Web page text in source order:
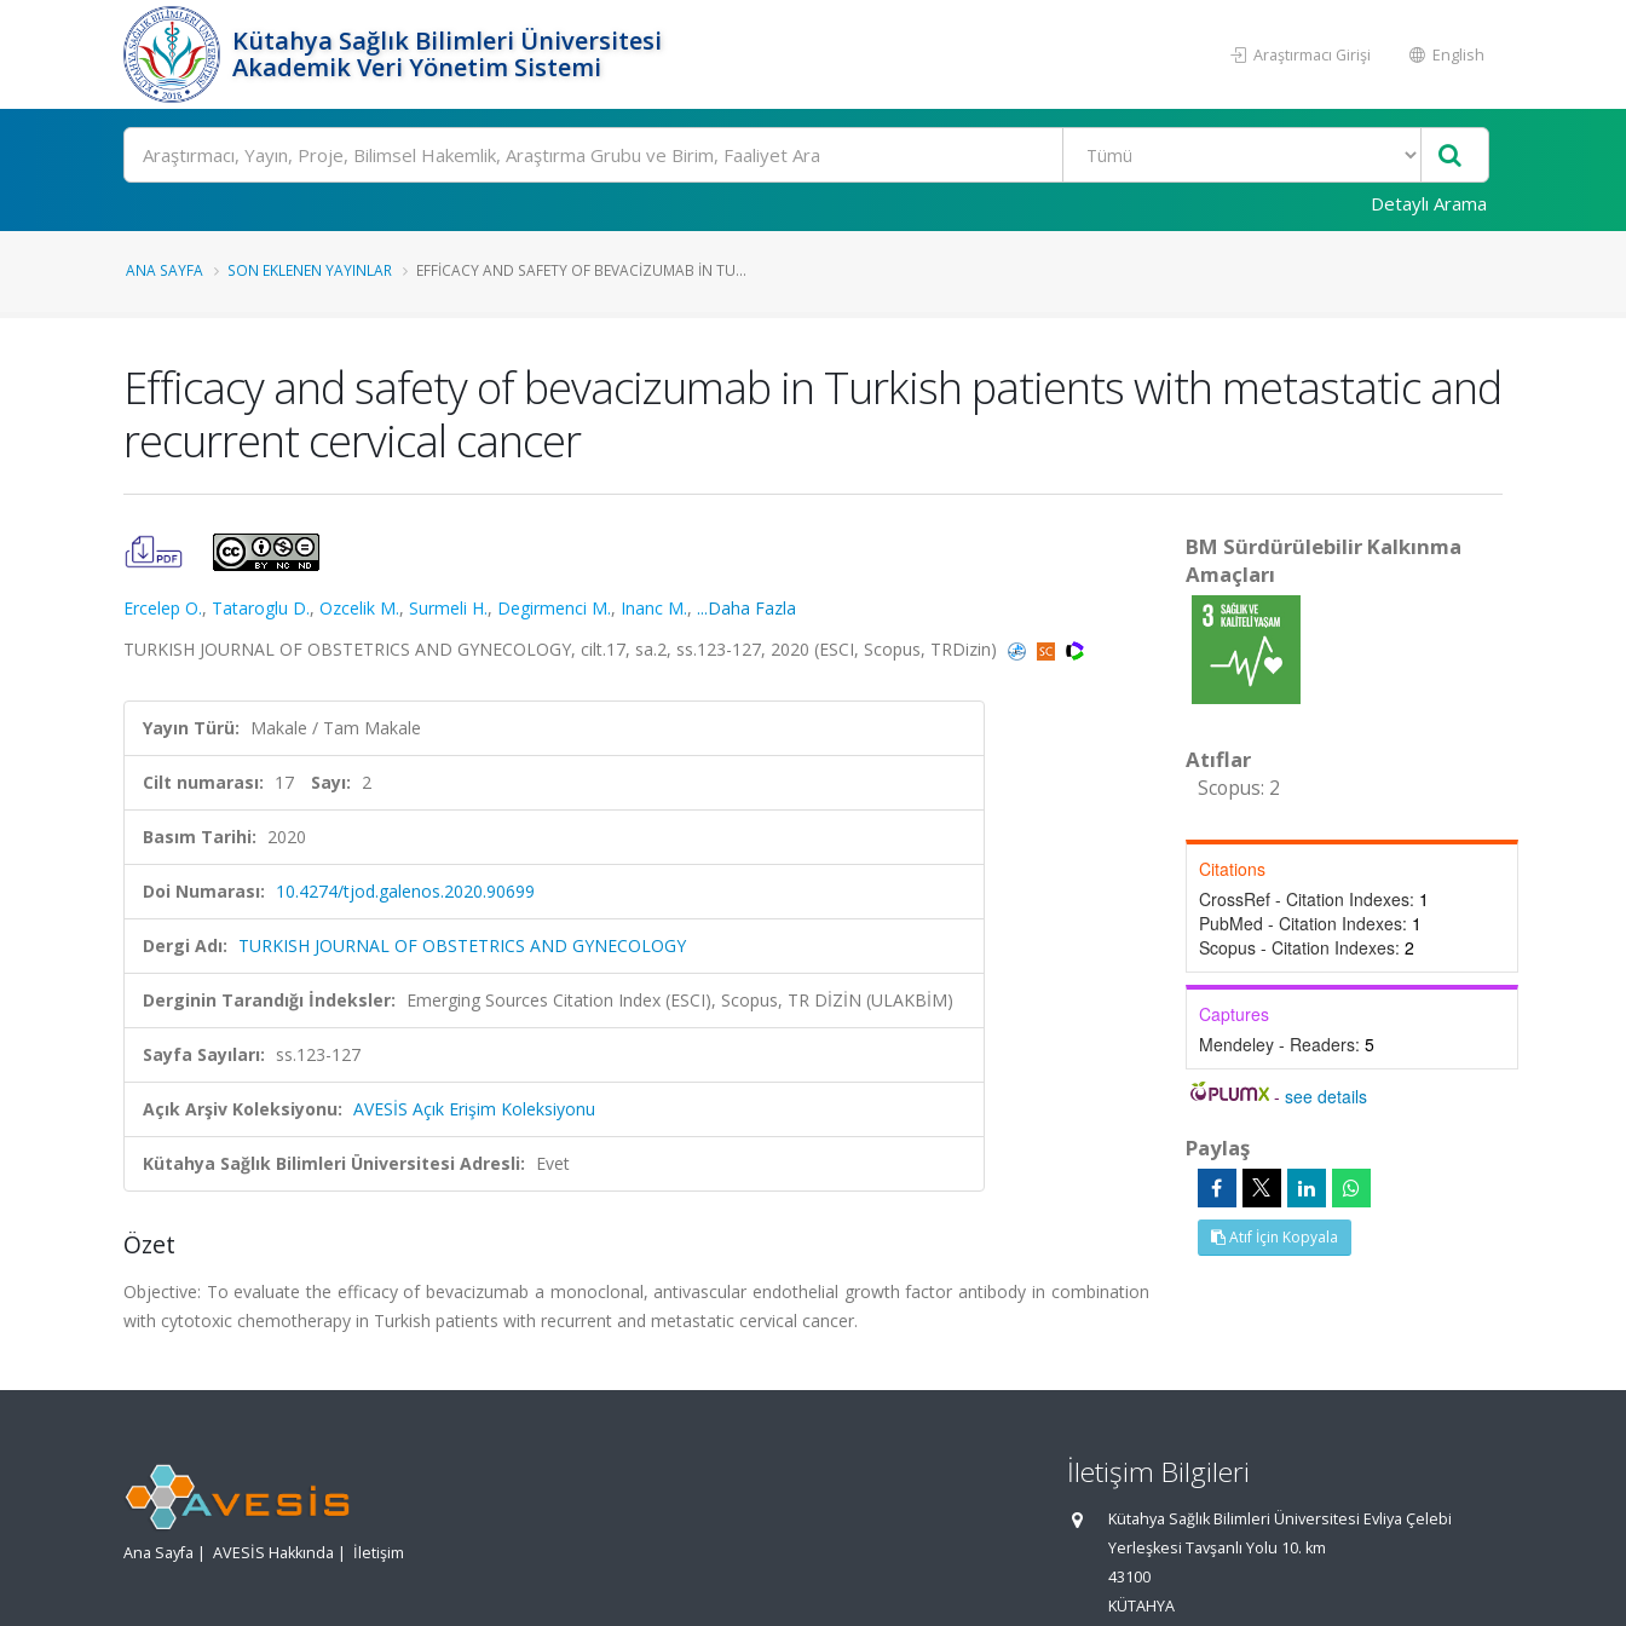
Kütahya Sağlık Bilimleri Üniversitesi
Akademik Veri Yönetim Sistemi
Araştırmacı Girişi English
Ara
Detaylı Arama
ANA SAYFA SON EKLENEN YAYINLAR EFFICACY AND SAFETY OF BEVACIZUMAB IN TU...
Efficacy and safety of bevacizumab in Turkish patients with metastatic and
recurrent cervical cancer
Ercelep O., Tataroglu D., Ozcelik M., Surmeli H., Degirmenci M., Inanc M., ...Daha Fazla
TURKISH JOURNAL OF OBSTETRICS AND GYNECOLOGY, cilt.17, sa.2, ss.123-127, 2020 (ESCI, Scopus, TRDizin)
Yayın Türü: Makale / Tam Makale
Cilt numarası: 17 Sayı: 2
Basım Tarihi: 2020
Doi Numarası: 10.4274/tjod.galenos.2020.90699
Dergi Adı: TURKISH JOURNAL OF OBSTETRICS AND GYNECOLOGY
Derginin Tarandığı İndeksler: Emerging Sources Citation Index (ESCI), Scopus, TR DİZİN (ULAKBİM)
Sayfa Sayıları: ss.123-127
Açık Arşiv Koleksiyonu: AVESİS Açık Erişim Koleksiyonu
Kütahya Sağlık Bilimleri Üniversitesi Adresli: Evet
Özet
Objective: To evaluate the efficacy of bevacizumab a monoclonal, antivascular endothelial growth factor antibody in combination
with cytotoxic chemotherapy in Turkish patients with recurrent and metastatic cervical cancer.
BM Sürdürülebilir Kalkınma
Amaçları
Atıflar
Scopus: 2
Citations
CrossRef - Citation Indexes: 1
PubMed - Citation Indexes: 1
Scopus - Citation Indexes: 2
Captures
Mendeley - Readers: 5
-see details
Paylaş
Atıf İçin Kopyala
Ana Sayfa | AVESİS Hakkında | İletişim
İletişim Bilgileri
Kütahya Sağlık Bilimleri Üniversitesi Evliya Çelebi
Yerleşkesi Tavşanlı Yolu 10. km
43100
KÜTAHYA